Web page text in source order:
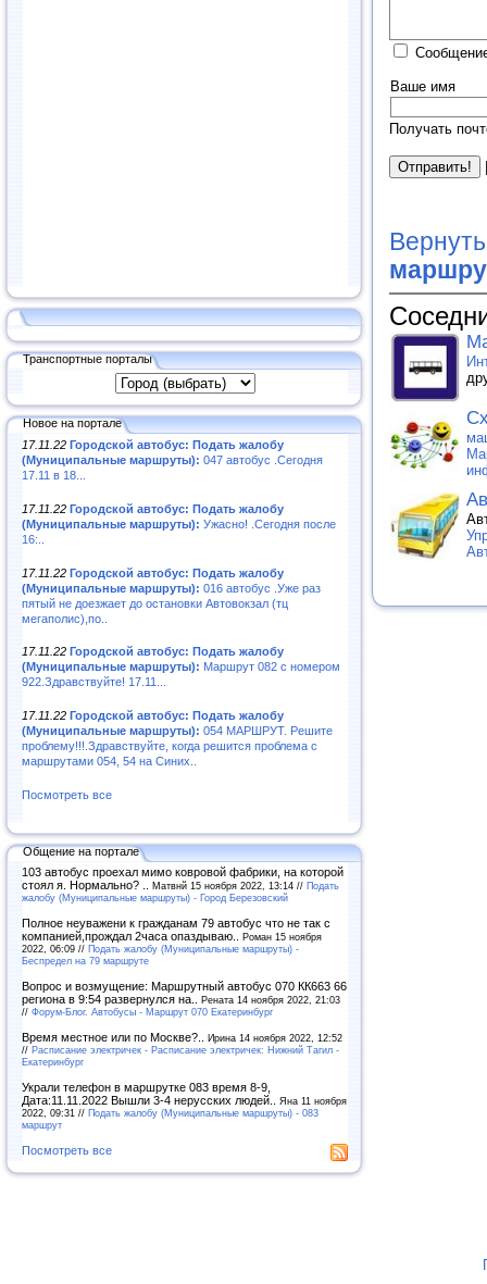
Транспортные порталы
Новое на портале
17.11.22 Городской автобус: Подать жалобу
(Муниципальные маршруты): 047 автобус .Сегодня
17.11 в 18...
17.11.22 Городской автобус: Подать жалобу
(Муниципальные маршруты): Ужасно! .Сегодня после
16:..
17.11.22 Городской автобус: Подать жалобу
(Муниципальные маршруты): 016 автобус .Уже раз
пятый не доезжает до остановки Автовокзал (тц
мегаполис),по..
17.11.22 Городской автобус: Подать жалобу
(Муниципальные маршруты): Маршрут 082 с номером
922.Здравствуйте! 17.11...
17.11.22 Городской автобус: Подать жалобу
(Муниципальные маршруты): 054 МАРШРУТ. Решите
проблему!!!.Здравствуйте, когда решится проблема с
маршрутами 054, 54 на Синих..
Посмотреть все
Общение на портале
103 автобус проехал мимо ковровой фабрики, на которой
стоял я. Нормально? .. Матвнй 15 ноября 2022, 13:14 // Подать
жалобу (Муниципальные маршруты) - Город Березовский
Полное неуважени к гражданам 79 автобус что не так с
компанией,прождал 2часа опаздываю.. Роман 15 ноября
2022, 06:09 // Подать жалобу (Муниципальные маршруты) -
Беспредел на 79 маршруте
Вопрос и возмущение: Маршрутный автобус 070 КК663 66
региона в 9:54 развернулся на.. Рената 14 ноября 2022, 21:03
// Форум-Блог. Автобусы - Маршрут 070 Екатеринбург
Время местное или по Москве?.. Ирина 14 ноября 2022, 12:52
// Расписание электричек - Расписание электричек: Нижний Тагил -
Екатеринбург
Украли телефон в маршрутке 083 время 8-9,
Дата:11.11.2022 Вышли 3-4 нерусских людей.. Яна 11 ноября
2022, 09:31 // Подать жалобу (Муниципальные маршруты) - 083
маршрут
Посмотреть все
Ваше имя
Получать